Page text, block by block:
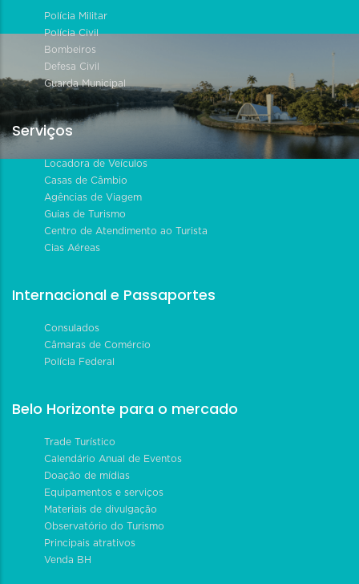
Polícia Militar
Polícia Civil
Bombeiros
Defesa Civil
Guarda Municipal
Serviços
Locadora de Veículos
Casas de Câmbio
Agências de Viagem
Guias de Turismo
Centro de Atendimento ao Turista
Cias Aéreas
Internacional e Passaportes
Consulados
Câmaras de Comércio
Polícia Federal
Belo Horizonte para o mercado
Trade Turístico
Calendário Anual de Eventos
Doação de mídias
Equipamentos e serviços
Materiais de divulgação
Observatório do Turismo
Principais atrativos
Venda BH